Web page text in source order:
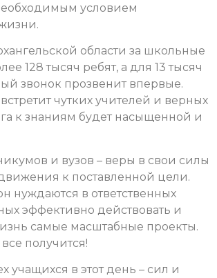
условием
области за школьные
128 тысяч ребят, а для 13 тысяч
звонок прозвенит впервые.
чутких учителей и верных
к знаниям будет насыщенной и
и вузов – веры в свои силы
к поставленной цели.
нуждаются в ответственных
эффективно действовать и
самые масштабные проекты.
получится!
учащихся в этот день – сил и